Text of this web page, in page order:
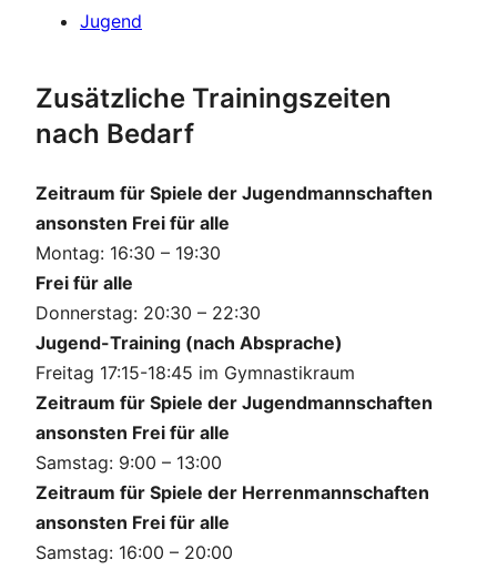
Jugend
Zusätzliche Trainingszeiten
nach Bedarf
Zeitraum für Spiele der Jugendmannschaften
ansonsten Frei für alle
Montag: 16:30 – 19:30
Frei für alle
Donnerstag: 20:30 – 22:30
Jugend-Training (nach Absprache)
Freitag 17:15-18:45 im Gymnastikraum
Zeitraum für Spiele der Jugendmannschaften
ansonsten Frei für alle
Samstag: 9:00 – 13:00
Zeitraum für Spiele der Herrenmannschaften
ansonsten Frei für alle
Samstag: 16:00 – 20:00